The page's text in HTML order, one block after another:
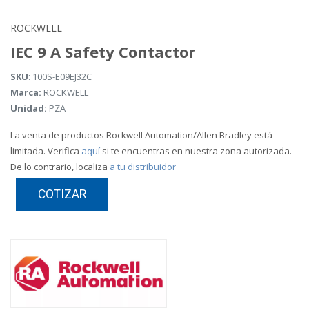
ROCKWELL
IEC 9 A Safety Contactor
SKU: 100S-E09EJ32C
Marca: ROCKWELL
Unidad: PZA
La venta de productos Rockwell Automation/Allen Bradley está
limitada. Verifica aquí si te encuentras en nuestra zona autorizada.
De lo contrario, localiza a tu distribuidor
COTIZAR